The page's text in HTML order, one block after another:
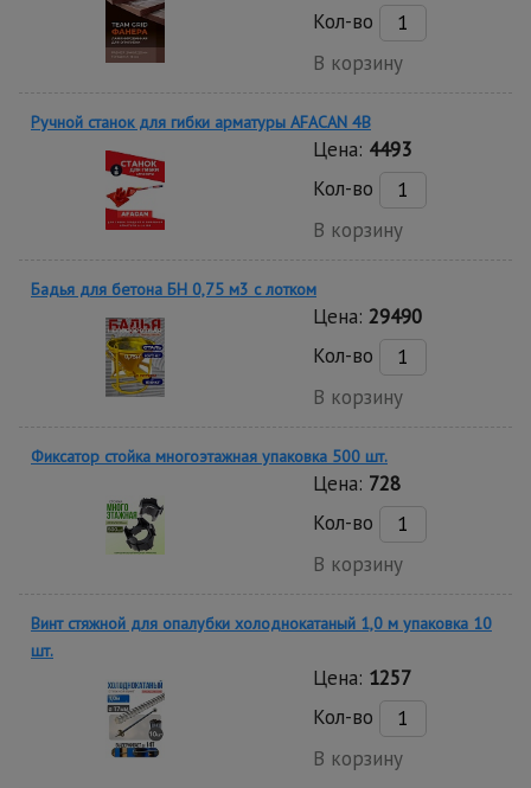
Кол-во
В корзину
Ручной станок для гибки арматуры AFACAN 4B
Цена: 4493
Кол-во
В корзину
Бадья для бетона БН 0,75 м3 с лотком
Цена: 29490
Кол-во
В корзину
Фиксатор стойка многоэтажная упаковка 500 шт.
Цена: 728
Кол-во
В корзину
Винт стяжной для опалубки холоднокатаный 1,0 м упаковка 10
шт.
Цена: 1257
Кол-во
В корзину